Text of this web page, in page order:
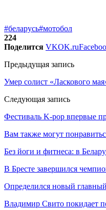
#беларусь#мотобол
224
Поделится VKOK.ru
Предыдущая запись
Умер солист «Ласкового
Следующая запись
Фестиваль K-pop впервые
Вам также могут
Без йоги и фитнеса: в
В Бресте завершился
Определился новый
Владимир Свито покидает